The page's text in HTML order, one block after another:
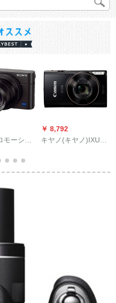
モーショ
￥ 8,792
キヤノ(キヤノ)IXUS
ラWiFiハビク公式